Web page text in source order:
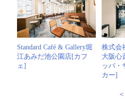
Standard Café & Gallery堀
江あみだ池公園店[カフ
ェ]
株式会
大阪心
ッパ・
カー]